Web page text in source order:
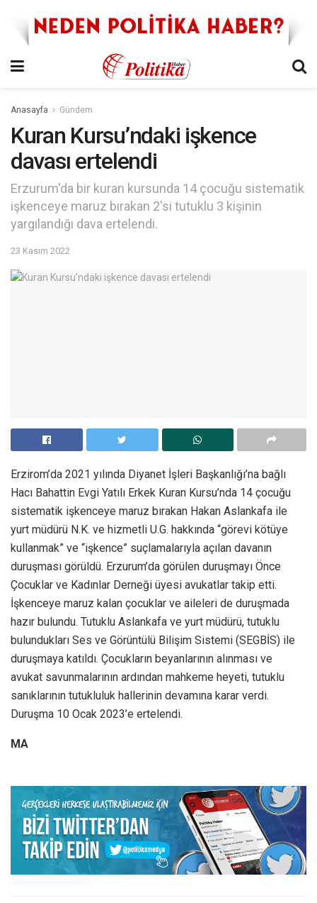
Anasayfa Gündem
Kuran Kursu’ndaki işkence
davası ertelendi
Erzurum'da bir kuran kursunda 14 çocuğu sistematik
işkenceye maruz bırakan 2'si tutuklu 3 kişinin
yargılandığı dava ertelendi.
23 Kasım 2022
Erzirom’da 2021 yılında Diyanet İşleri Başkanlığı’na bağlı
Hacı Bahattin Evgi Yatılı Erkek Kuran Kursu’nda 14 çocuğu
sistematik işkenceye maruz bırakan Hakan Aslankafa ile
yurt müdürü N.K. ve hizmetli U.G. hakkında “görevi kötüye
kullanmak” ve “işkence” suçlamalarıyla açılan davanın
duruşması görüldü. Erzurum’da görülen duruşmayı Önce
Çocuklar ve Kadınlar Derneği üyesi avukatlar takip etti.
İşkenceye maruz kalan çocuklar ve aileleri de duruşmada
hazır bulundu. Tutuklu Aslankafa ve yurt müdürü, tutuklu
bulundukları Ses ve Görüntülü Bilişim Sistemi (SEGBİS) ile
duruşmaya katıldı. Çocukların beyanlarının alınması ve
avukat savunmalarının ardından mahkeme heyeti, tutuklu
sanıklarının tutukluluk hallerinin devamına karar verdi.
Duruşma 10 Ocak 2023’e ertelendi.
MA